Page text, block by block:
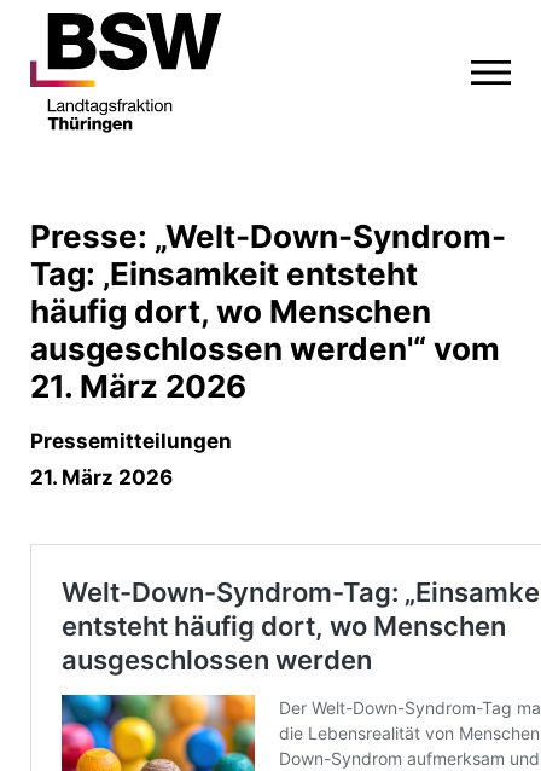
Presse: „Welt-Down-Syndrom-
Tag: ‚Einsamkeit entsteht
häufig dort, wo Menschen
ausgeschlossen werden'“ vom
21. März 2026
Pressemitteilungen
21. März 2026